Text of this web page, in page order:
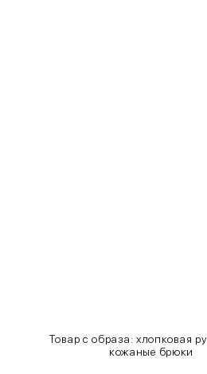
Товар с образа: хлопковая
кожаные брюки
Как правильно себя обмерить